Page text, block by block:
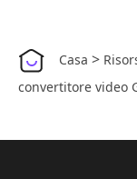
Casa >
convertitore video